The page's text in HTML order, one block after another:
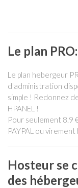
Le plan PRO:
Le plan hebergeur
d'administration
simple ! Redonnez
HPANEL !
Pour seulement 8.9
PAYPAL ou virement
Hosteur se
des